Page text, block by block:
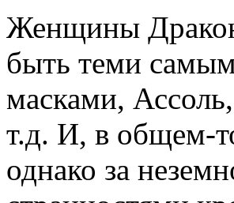
Женщины
быть теми
масками,
т.д. И, в общем-
однако за